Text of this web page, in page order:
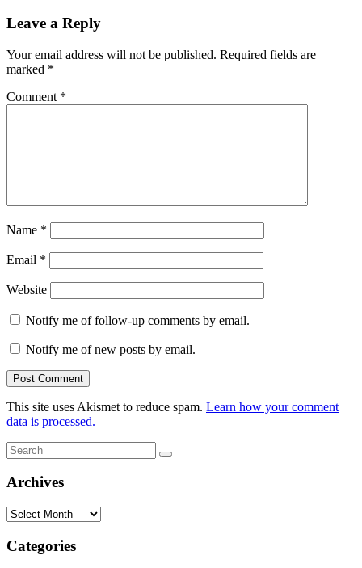
Leave a Reply
Your email address will not be published. Required fields are
marked *
Comment *
Name *
Email *
Website
Notify me of follow-up comments by email.
Notify me of new posts by email.
This site uses Akismet to reduce spam. Learn how your comment
data is processed.
Search
for:
Search
Archives
Archives
Categories